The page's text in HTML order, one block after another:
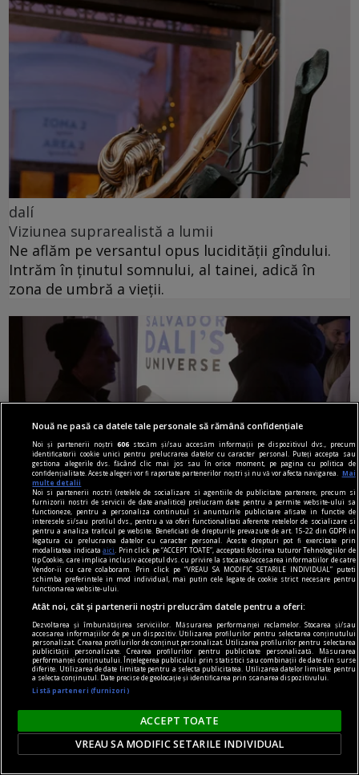
dalí
Viziunea suprarealistă a lumii
Ne aflăm pe versantul opus lucidității gîndului.
Intrăm în ținutul somnului, al tainei, adică în
zona de umbră a vieții.
dalí
Dalí în România?
Dacă ar fi să căutăm influența lui Dalí în arta
românească, este necesar ca mai întîi să
înțelegem cine și ce a fost Salvador Dalí.
Nouă ne pasă ca datele tale personale să rămână confidențiale
Noi și partenerii noștri606 stocăm și/sau accesăm informații pe dispozitivul dvs., precum
identificatorii cookie unici pentru prelucrarea datelor cu caracter personal. Puteți accepta sau
gestiona alegerile dvs. făcând clic mai jos sau în orice moment, pe pagina cu politica de
confidențialitate. Aceste alegeri vor fi raportate partenerilor noștri și nu vă vor afecta navigarea.
Mai
multe detalii
Noi si partenerii nostri (retelele de socializare si agentiile de publicitate partenere, precum si
furnizorii nostri de servicii de date analitice) prelucram date pentru a permite website-ului sa
functioneze, pentru a personaliza continutul si anunturile publicitare afisate in functie de
interesele si/sau profilul dvs., pentru a va oferi functionalitati aferente retelelor de socializare si
pentru a analiza traficul pe website. Beneficiati de drepturile prevazute de art. 15-22 din GDPR in
legatura cu prelucrarea datelor cu caracter personal. Aceste drepturi pot fi exercitate prin
modalitatea indicataaici
. Prin click pe “ACCEPT TOATE”, acceptati folosirea tuturor Tehnologiilor de
tip Cookie, care implica inclusiv acceptul dvs. cu privire la stocarea/accesarea informatiilor de catre
Vendor-ii cu care colaboram. Prin click pe “VREAU SA MODIFIC SETARILE INDIVIDUAL” puteti
schimba preferintele in mod individual, mai putin cele legate de cookie strict necesare pentru
functionarea website-ului.
Atât noi, cât și partenerii noștri prelucrăm datele pentru a oferi:
Dezvoltarea și îmbunătățirea serviciilor. Măsurarea performanței reclamelor. Stocarea și/sau
accesarea informațiilor de pe un dispozitiv. Utilizarea profilurilor pentru selectarea conținutului
personalizat. Crearea profilurilor de conținut personalizat. Utilizarea profilurilor pentru selectarea
publicității personalizate. Crearea profilurilor pentru publicitate personalizată. Măsurarea
performanței conținutului. Înțelegerea publicului prin statistici sau combinații de date din surse
diferite. Utilizarea de date limitate pentru a selecta publicitatea. Utilizarea datelor limitate pentru
a selecta conținutul. Date precise de geolocație și identificarea prin scanarea dispozitivului.
Listă parteneri (furnizori)
ACCEPT TOATE
VREAU SA MODIFIC SETARILE INDIVIDUAL